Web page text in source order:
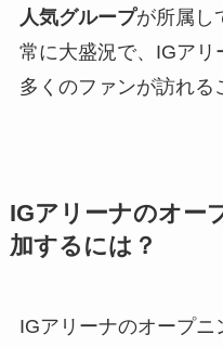
人気グループが所属し
常に大盛況で、IGアリ
多くのファンが訪れる
IGアリーナのオー
加するには？
IGアリーナのオープニ